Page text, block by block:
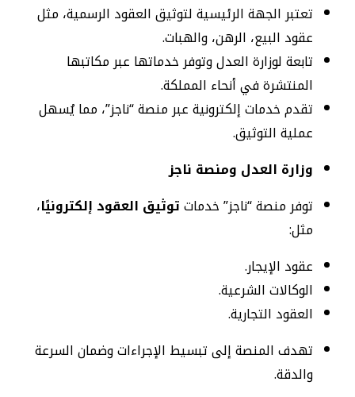
تعتبر الجهة الرئيسية لتوثيق العقود الرسمية، مثل
عقود البيع، الرهن، والهبات.
تابعة لوزارة العدل وتوفر خدماتها عبر مكاتبها
المنتشرة في أنحاء المملكة.
تقدم خدمات إلكترونية عبر منصة “ناجز”، مما يُسهل
عملية التوثيق.
وزارة العدل ومنصة ناجز
توفر منصة “ناجز” خدماتتوثيق العقود إلكترونيًا،
مثل:
عقود الإيجار.
الوكالات الشرعية.
العقود التجارية.
تهدف المنصة إلى تبسيط الإجراءات وضمان السرعة
والدقة.